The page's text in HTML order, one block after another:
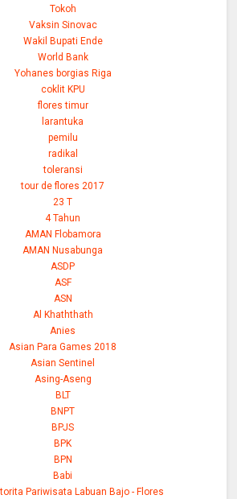
Tokoh
Vaksin Sinovac
Wakil Bupati Ende
World Bank
Yohanes borgias Riga
coklit KPU
flores timur
larantuka
pemilu
radikal
toleransi
tour de flores 2017
23 T
4 Tahun
AMAN Flobamora
AMAN Nusabunga
ASDP
ASF
ASN
Al Khaththath
Anies
Asian Para Games 2018
Asian Sentinel
Asing-Aseng
BLT
BNPT
BPJS
BPK
BPN
Babi
Pariwisata Labuan Bajo - Flores